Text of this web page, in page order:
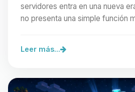
servidores entra en una nueva
no presenta una simple función
Leer más...